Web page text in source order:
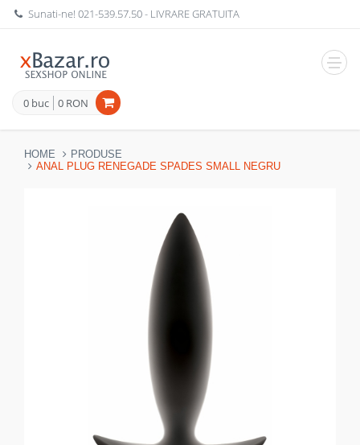
Sunati-ne!021-539.57.50- LIVRARE GRATUITA
0 buc 0 RON
HOME
PRODUSE
ANAL PLUG RENEGADE SPADES SMALL NEGRU